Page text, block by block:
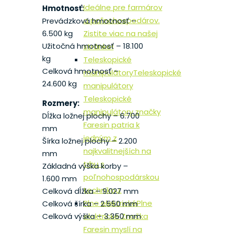
Ideálne pre farmárov
a poľnohospodárov.
Zistite viac na našej
stránke!
Teleskopické
manipulátoryTeleskopické
manipulátory
Teleskopické
manipulátory značky
Faresin patria k
jedným z
najkvalitnejších na
trhu s
poľnohospodárskou
technikou.
Plne elektrickéPlne
elektrické Značka
Faresin myslí na
Hmotnosť:
Prevádzková hmotnosť –
6.500 kg
Užitočná hmotnosť – 18.100
kg
Celková hmotnosť –
24.600 kg
Rozmery:
Dĺžka ložnej plochy – 6.700
mm
Šírka ložnej plochy – 2.200
mm
Základná výška korby –
1.600 mm
Celková dĺžka – 9.027 mm
Celková šírka – 2.550 mm
Celková výška – 3.350 mm